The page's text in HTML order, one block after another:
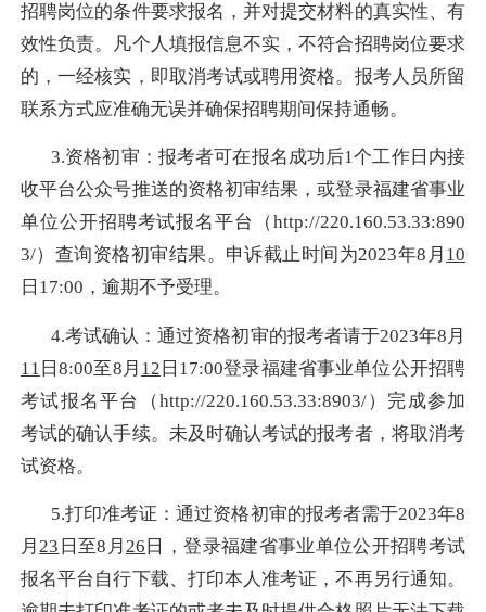
招聘岗位的条件要求报名，并对提交材料的真实性、有
效性负责。凡个人填报信息不实，不符合招聘岗位要求
的，一经核实，即取消考试或聘用资格。报考人员所留
联系方式应准确无误并确保招聘期间保持通畅。
3.资格初审：报考者可在报名成功后1个工作日内接
收平台公众号推送的资格初审结果，或登录福建省事业
单位公开招聘考试报名平台（http://220.160.53.33:890
3/）查询资格初审结果。申诉截止时间为2023年8 月 10
日 17:00 ，逾期不予受理。
4.考试确认：通过资格初审的报考者请于2023年8 月
11 日8:00至8 月 12 日 17:00登录福建省事业单位公开招聘
考试报名平台（http://220.160.53.33:8903/）完成参加
考试的确认手续。未及时确认考试的报考者，将取消考
试资格。
5.打印准考证：通过资格初审的报考者需于2023年8
月 23 日至8 月 26 日，登录福建省事业单位公开招聘考试
报名平台自行下载、打印本人准考证，不再另行通知。